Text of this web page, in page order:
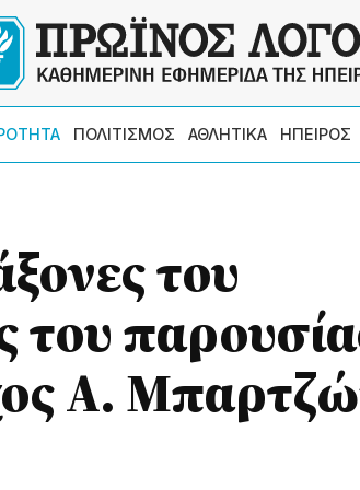
ΠΟΛΙΤΙΣΜΟΣ ΑΘΛΗΤΙΚΑ ΗΠΕΙΡΟΣ
του
του
Α.